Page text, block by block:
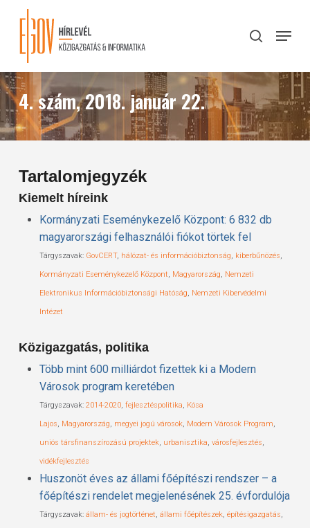
content
search
Menu
4. szám, 2018. január 22.
Tartalomjegyzék
Kiemelt híreink
Kormányzati Eseménykezelő Központ: 6 832 db
magyarországi felhasználói fiókot törtek fel
Tárgyszavak: GovCERT, hálózat- és információbiztonság, kiberbűnözés,
Kormányzati Eseménykezelő Központ, Magyarország, Nemzeti
Elektronikus Információbiztonsági Hatóság, Nemzeti Kibervédelmi
Intézet
Közigazgatás, politika
Több mint 600 milliárdot fizettek ki a Modern
Városok program keretében
Tárgyszavak: 2014-2020, fejlesztéspolitika, Kósa
Lajos, Magyarország, megyei jogú városok, Modern Városok Program,
uniós társfinanszírozású projektek, urbanisztika, városfejlesztés,
vidékfejlesztés
Huszonöt éves az állami főépítészi rendszer – a
főépítészi rendelet megjelenésének 25. évfordulója
Tárgyszavak: állam- és jogtörténet, állami főépítészek, építésigazgatás,
Close